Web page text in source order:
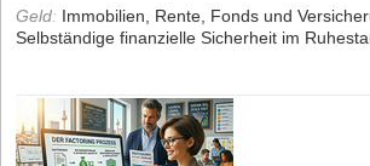
Geld: Immobilien, Rente, Fonds und
Selbständige finanzielle Sicherheit im